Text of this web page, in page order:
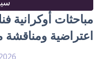
مباحثات أوكرانية
اعتراضية